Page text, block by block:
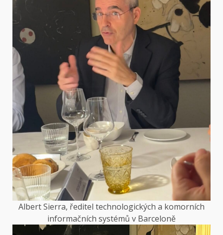
Albert Sierra, ředitel technologických a komorních
informačních systémů v Barceloně